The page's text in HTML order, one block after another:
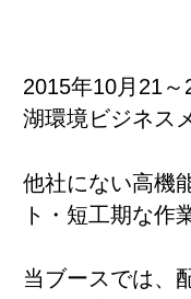
2015年10月21
湖環境ビジネス
他社にない高機
ト・短工期な作
当ブースでは、